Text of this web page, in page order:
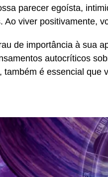
parecer egoísta,
Ao viver positivamente,
de importância à sua
autocríticos
também é essencial que